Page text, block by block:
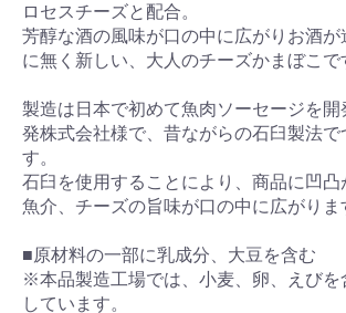
ロセスチーズと配合。
芳醇な酒の風味が口の中に広がりお酒
に無く新しい、大人のチーズかまぼこで
製造は日本で初めて魚肉ソーセージを開
発株式会社様で、昔ながらの石臼製法で
す。
石臼を使用することにより、商品に凹凸
魚介、チーズの旨味が口の中に広がりま
■原材料の一部に乳成分、大豆を含む
※本品製造工場では、小麦、卵、えびを
しています。